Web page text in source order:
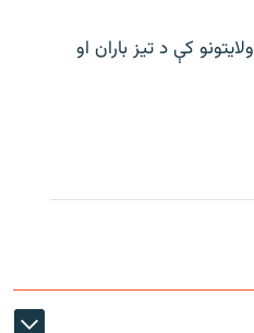
نن پنجشنبې د افغانستان په ۷ولایتونو کې د تیز باران او